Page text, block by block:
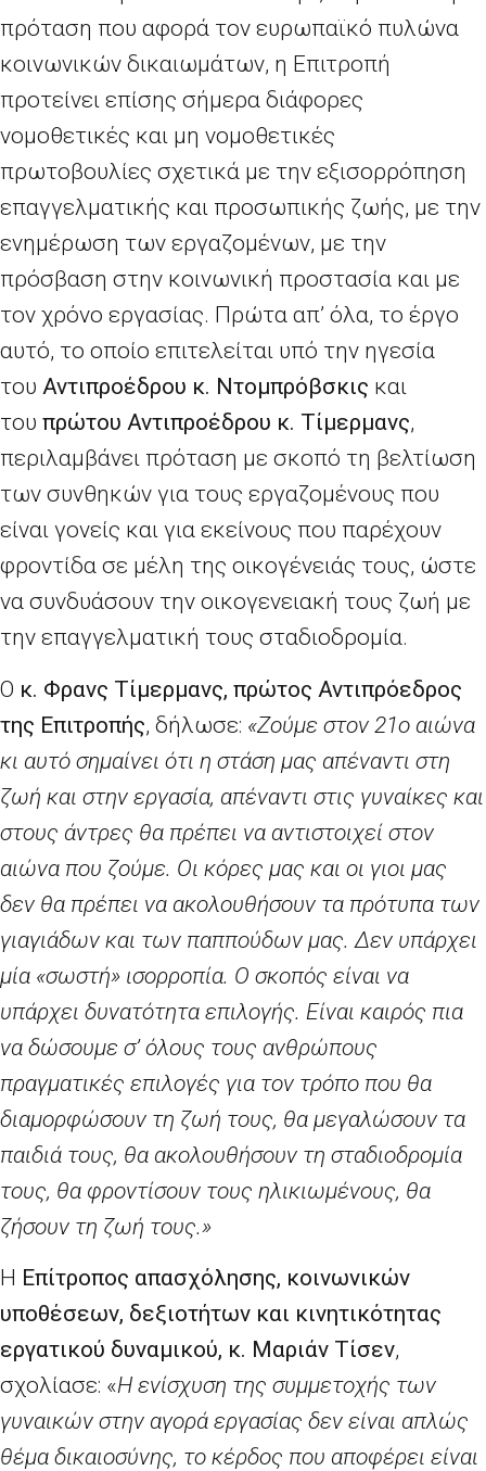
πρόταση που αφορά τον ευρωπαϊκό πυλώνα
κοινωνικών δικαιωμάτων, η Επιτροπή
προτείνει επίσης σήμερα διάφορες
νομοθετικές και μη νομοθετικές
πρωτοβουλίες σχετικά με την εξισορρόπηση
επαγγελματικής και προσωπικής ζωής, με την
ενημέρωση των εργαζομένων, με την
πρόσβαση στην κοινωνική προστασία και με
τον χρόνο εργασίας. Πρώτα απ’ όλα, το έργο
αυτό, το οποίο επιτελείται υπό την ηγεσία
του Αντιπροέδρου κ. Ντομπρόβσκις και
του πρώτου Αντιπροέδρου κ. Τίμερμανς,
περιλαμβάνει πρόταση με σκοπό τη βελτίωση
των συνθηκών για τους εργαζομένους που
είναι γονείς και για εκείνους που παρέχουν
φροντίδα σε μέλη της οικογένειάς τους, ώστε
να συνδυάσουν την οικογενειακή τους ζωή με
την επαγγελματική τους σταδιοδρομία.
Ο κ. Φρανς Τίμερμανς, πρώτος Αντιπρόεδρος
της Επιτροπής, δήλωσε: «Ζούμε στον 21ο αιώνα
κι αυτό σημαίνει ότι η στάση μας απέναντι στη
ζωή και στην εργασία, απέναντι στις γυναίκες και
στους άντρες θα πρέπει να αντιστοιχεί στον
αιώνα που ζούμε. Οι κόρες μας και οι γιοι μας
δεν θα πρέπει να ακολουθήσουν τα πρότυπα των
γιαγιάδων και των παππούδων μας. Δεν υπάρχει
μία «σωστή» ισορροπία. Ο σκοπός είναι να
υπάρχει δυνατότητα επιλογής. Είναι καιρός πια
να δώσουμε σ’ όλους τους ανθρώπους
πραγματικές επιλογές για τον τρόπο που θα
διαμορφώσουν τη ζωή τους, θα μεγαλώσουν τα
παιδιά τους, θα ακολουθήσουν τη σταδιοδρομία
τους, θα φροντίσουν τους ηλικιωμένους, θα
ζήσουν τη ζωή τους.»
Η Επίτροπος απασχόλησης, κοινωνικών
υποθέσεων, δεξιοτήτων και κινητικότητας
εργατικού δυναμικού, κ. Μαριάν Τίσεν,
σχολίασε: «Η ενίσχυση της συμμετοχής των
γυναικών στην αγορά εργασίας δεν είναι απλώς
θέμα δικαιοσύνης, το κέρδος που αποφέρει είναι